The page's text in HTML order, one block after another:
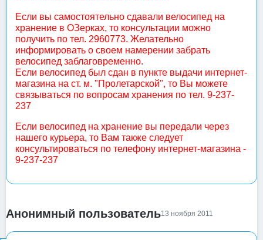
Если вы самостоятельно сдавали велосипед на
хранение в ОЗерках, то консультации можно
получить по тел. 2960773. Желательно
информировать о своем намерении забрать
велосипед заблаговременно.
Если велосипед был сдан в пункте выдачи интернет-
магазина на ст. м. "Пролетарской", то Вы можете
связываться по вопросам хранения по тел. 9-237-
237
Если велосипед на хранение вы передали через
нашего курьера, то Вам также следует
консультироваться по телефону интернет-магазина -
9-237-237
Анонимный пользователь13 ноября 2011